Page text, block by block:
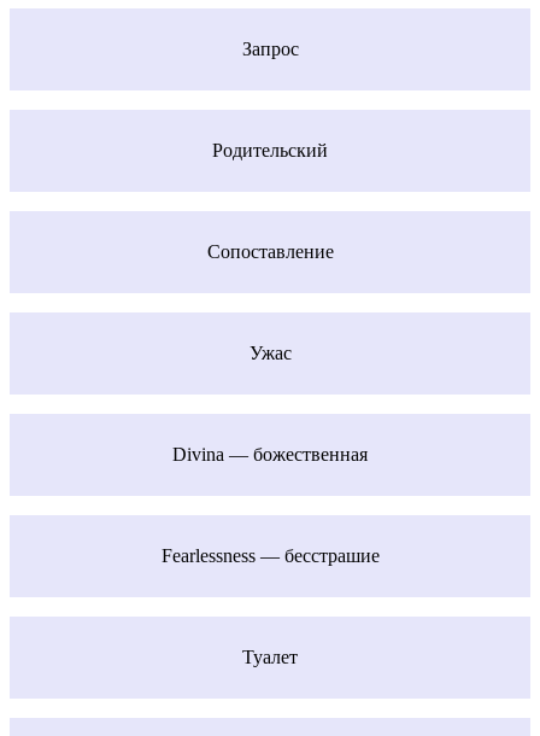
Запрос
Родительский
Сопоставление
Ужас
Divina — божественная
Fearlessness — бесстрашие
Туалет